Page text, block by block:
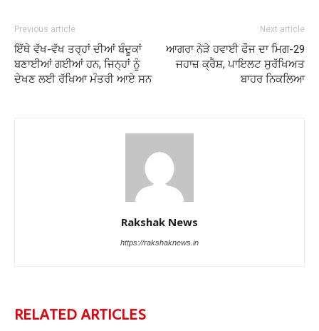
Previous article
ਇੱਥੇ ਵੱਖ-ਵੱਖ ਤਰ੍ਹਾਂ ਦੀਆਂ ਬੰਦੂਕਾਂ
ਬਣਾਈਆਂ ਗਈਆਂ ਹਨ, ਜਿਨ੍ਹਾਂ ਨੂੰ
ਦੇਖਣ ਲਈ ਰੱਖਿਆ ਮੰਤਰੀ ਆਏ ਸਨ
Next article
ਆਗਰਾ ਨੇੜੇ ਹਵਾਈ ਫੌਜ ਦਾ ਮਿਗ-29
ਜਹਾਜ਼ ਕ੍ਰੈਸ਼, ਪਾਇਲਟ ਸੁਰੱਖਿਅਤ
ਬਾਹਰ ਨਿਕਲਿਆ
Rakshak News
https://rakshaknews.in
RELATED ARTICLES